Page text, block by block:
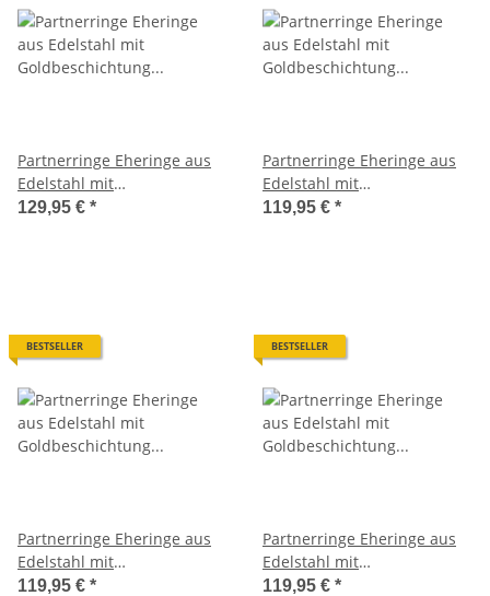
Partnerringe Eheringe aus
Edelstahl mit
Goldbeschichtung und
129,95 € *
Partnerringe Eheringe aus
Edelstahl mit
Goldbeschichtung und
119,95 € *
BESTSELLER
Partnerringe Eheringe aus
Edelstahl mit
Goldbeschichtung und
119,95 € *
BESTSELLER
Partnerringe Eheringe aus
Edelstahl mit
Goldbeschichtung und
119,95 € *